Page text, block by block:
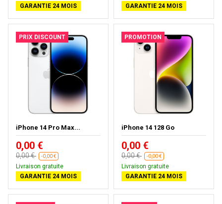
GARANTIE 24 MOIS
GARANTIE 24 MOIS
PRIX DISCOUNT
iPhone 14 Pro Max...
0,00 €
0,00 € -0,00 €
Livraison gratuite
GARANTIE 24 MOIS
PROMOTION
iPhone 14 128 Go
0,00 €
0,00 € -0,00 €
Livraison gratuite
GARANTIE 24 MOIS